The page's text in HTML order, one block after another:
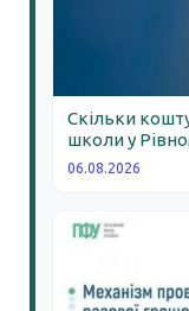
Скільки
школи у
06.08.2026